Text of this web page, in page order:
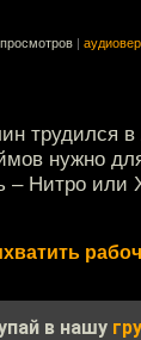
трудился
нужно
– Нитро или
в нашу